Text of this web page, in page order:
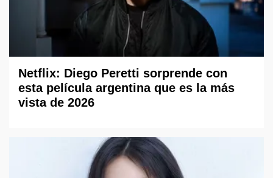
Netflix: Diego Peretti sorprende con
esta película argentina que es la más
vista de 2026